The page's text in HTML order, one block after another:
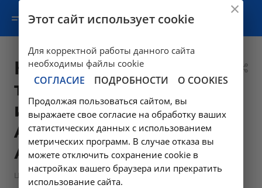
Компьютерная
томография почек
и надпочечников -
A06.28.009 в
Ангарске
Цены в Ангарске — Компьютерная томография в Ангарске
Этот сайт использует cookie
Для корректной работы данного сайта
необходимы файлы cookie
СОГЛАСИЕ ПОДРОБНОСТИ О COOKIES
Продолжая пользоваться сайтом, вы
выражаете свое согласие на обработку ваших
статистических данных с использованием
метрических программ. В случае отказа вы
можете отключить сохранение cookie в
настройках вашего браузера или прекратить
использование сайта.